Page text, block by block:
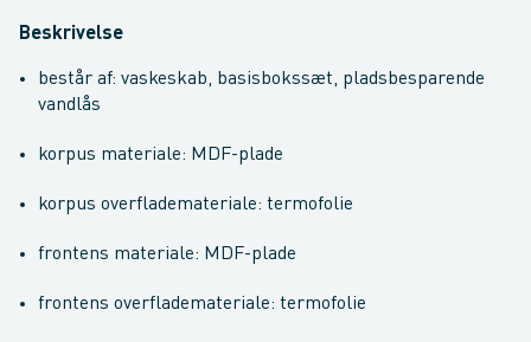
Beskrivelse
består af: vaskeskab, basisbokssæt, pladsbesparende
vandlås
korpus materiale: MDF-plade
korpus overflademateriale: termofolie
frontens materiale: MDF-plade
frontens overflademateriale: termofolie